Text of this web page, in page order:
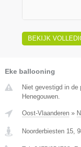
BEKIJK
Eke ballooning
Niet gevestigd in de
Henegouwen.
Oost-Vlaanderen »
Noorderbiesten 15,